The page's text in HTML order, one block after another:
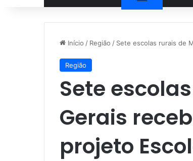
Início / Região / Sete escolas rurais de
Região
Sete
Gerais
projeto